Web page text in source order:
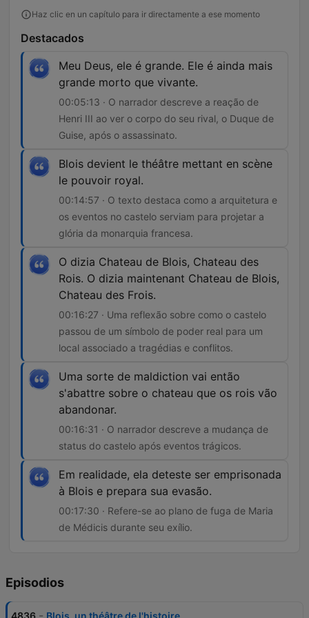
Haz clic en un capítulo para ir directamente a ese momento
Destacados
Meu Deus, ele é grande. Ele é ainda mais
grande morto que vivante.
00:05:13 · O narrador descreve a reação de
Henri III ao ver o corpo do seu rival, o Duque de
Guise, após o assassinato.
Blois devient le théâtre mettant en scène
le pouvoir royal.
00:14:57 · O texto destaca como a arquitetura e
os eventos no castelo serviam para projetar a
glória da monarquia francesa.
O dizia Chateau de Blois, Chateau des
Rois. O dizia maintenant Chateau de Blois,
Chateau des Frois.
00:16:27 · Uma reflexão sobre como o castelo
passou de um símbolo de poder real para um
local associado a tragédias e conflitos.
Uma sorte de maldiction vai então
s'abattre sobre o chateau que os rois vão
abandonar.
00:16:31 · O narrador descreve a mudança de
status do castelo após eventos trágicos.
Em realidade, ela deteste ser emprisonada
à Blois e prepara sua evasão.
00:17:30 · Refere-se ao plano de fuga de Maria
de Médicis durante seu exílio.
Episodios